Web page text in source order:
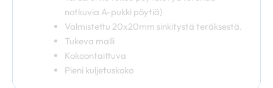
notkuvia A-pukki pöytiä)
Valmistettu 20x20mm sinkitystä teräksestä.
Tukeva malli
Kokoontaittuva
Pieni kuljetuskoko